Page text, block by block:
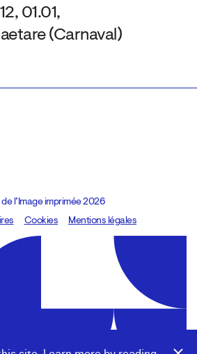
01.01,
(Carnaval)
l’Image imprimée 2026
, code:8080.studio
Cookies Mentions légales